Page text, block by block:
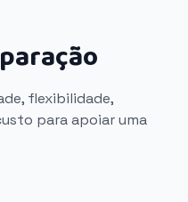
flexibilidade,
para apoiar uma